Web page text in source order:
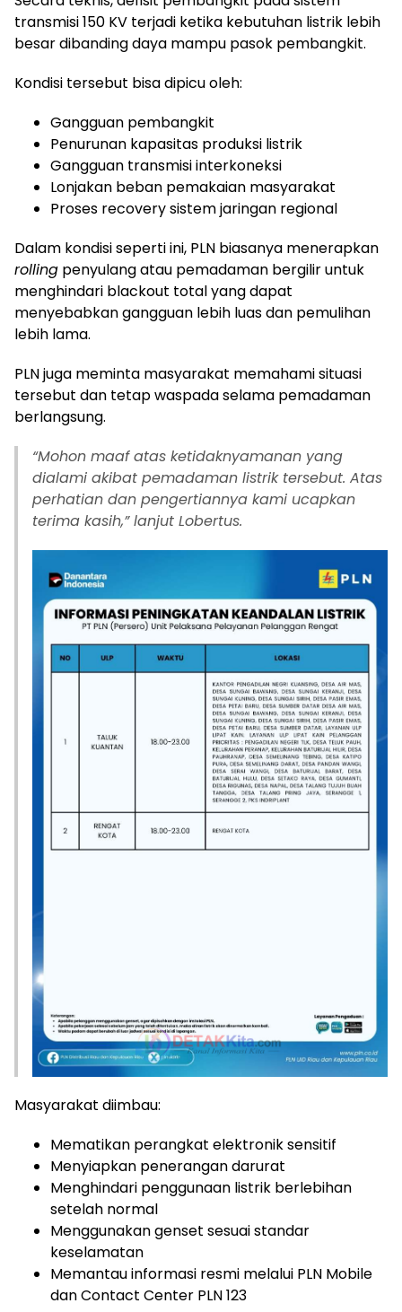
transmisi 150 KV terjadi ketika kebutuhan listrik lebih
besar dibanding daya mampu pasok pembangkit.
Kondisi tersebut bisa dipicu oleh:
Gangguan pembangkit
Penurunan kapasitas produksi listrik
Gangguan transmisi interkoneksi
Lonjakan beban pemakaian masyarakat
Proses recovery sistem jaringan regional
Dalam kondisi seperti ini, PLN biasanya menerapkan
rolling penyulang atau pemadaman bergilir untuk
menghindari blackout total yang dapat
menyebabkan gangguan lebih luas dan pemulihan
lebih lama.
PLN juga meminta masyarakat memahami situasi
tersebut dan tetap waspada selama pemadaman
berlangsung.
“Mohon maaf atas ketidaknyamanan yang
dialami akibat pemadaman listrik tersebut. Atas
perhatian dan pengertiannya kami ucapkan
terima kasih,” lanjut Lobertus.
Masyarakat diimbau:
Mematikan perangkat elektronik sensitif
Menyiapkan penerangan darurat
Menghindari penggunaan listrik berlebihan
setelah normal
Menggunakan genset sesuai standar
keselamatan
Memantau informasi resmi melalui PLN Mobile
dan Contact Center PLN 123